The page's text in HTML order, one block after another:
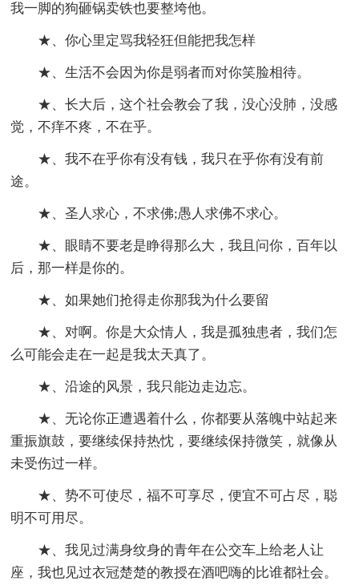
我一脚的狗砸锅卖铁也要整垮他。
★、你心里定骂我轻狂但能把我怎样
★、生活不会因为你是弱者而对你笑脸相待。
★、长大后，这个社会教会了我，没心没肺，没感
觉，不痒不疼，不在乎。
★、我不在乎你有没有钱，我只在乎你有没有前
途。
★、圣人求心，不求佛;愚人求佛不求心。
★、眼睛不要老是睁得那么大，我且问你，百年以
后，那一样是你的。
★、如果她们抢得走你那我为什么要留
★、对啊。你是大众情人，我是孤独患者，我们怎
么可能会走在一起是我太天真了。
★、沿途的风景，我只能边走边忘。
★、无论你正遭遇着什么，你都要从落魄中站起来
重振旗鼓，要继续保持热忱，要继续保持微笑，就像从
未受伤过一样。
★、势不可使尽，福不可享尽，便宜不可占尽，聪
明不可用尽。
★、我见过满身纹身的青年在公交车上给老人让
座，我也见过衣冠楚楚的教授在酒吧嗨的比谁都社会。